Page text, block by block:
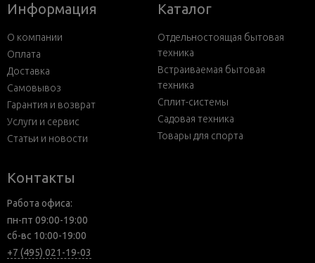
Информация
О компании
Оплата
Доставка
Самовывоз
Гарантия и возврат
Услуги и сервис
Статьи и новости
Каталог
Отдельностоящая бытовая
техника
Встраиваемая бытовая
техника
Сплит-системы
Садовая техника
Товары для спорта
Контакты
Работа офиса:
пн-пт 09:00-19:00
сб-вс 10:00-19:00
+7 (495) 021-19-03